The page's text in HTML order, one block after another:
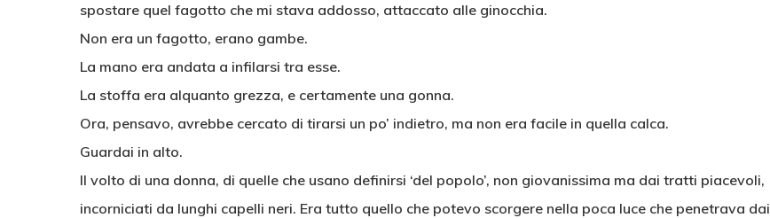
spostare quel fagotto che mi stava addosso, attaccato alle ginocchia.
Non era un fagotto, erano gambe.
La mano era andata a infilarsi tra esse.
La stoffa era alquanto grezza, e certamente una gonna.
Ora, pensavo, avrebbe cercato di tirarsi un po’ indietro, ma non era facile in quella calca.
Guardai in alto.
Il volto di una donna, di quelle che usano definirsi ‘del popolo’, non giovanissima ma dai tratti piacevoli,
incorniciati da lunghi capelli neri. Era tutto quello che potevo scorgere nella poca luce che penetrava dai